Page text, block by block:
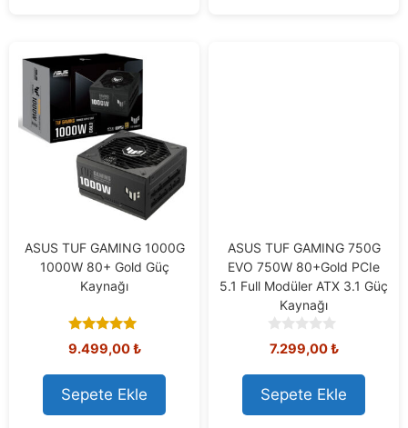
ASUS TUF GAMING 1000G
1000W 80+ Gold Güç
Kaynağı
5.00
out of 5
9.499,00₺
Sepete Ekle
ASUS TUF GAMING 750G
EVO 750W 80+Gold PCIe
5.1 Full Modüler ATX 3.1 Güç
Kaynağı
0
o
u
t
o
f
7.299,00₺
Sepete Ekle